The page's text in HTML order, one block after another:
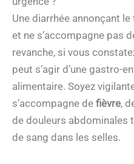
Une diarrhée annonçant
et ne s’accompagne pas
revanche, si vous
peut s’agir d’une gastro-
alimentaire. Soyez
s’accompagne de fièvre,
de douleurs abdominales
de sang dans les selles.